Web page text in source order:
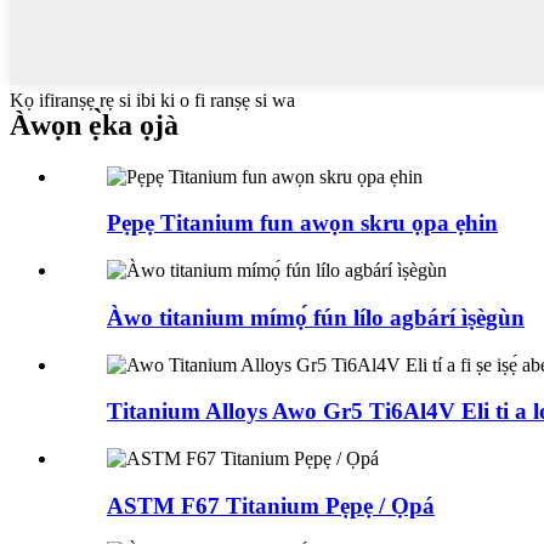
Kọ ifiranṣẹ rẹ si ibi ki o fi ranṣẹ si wa
Àwọn ẹ̀ka ọjà
Pẹpẹ Titanium fun awọn skru ọpa ẹhin
Àwo titanium mímọ́ fún lílo agbárí ìṣègùn
Titanium Alloys Awo Gr5 Ti6Al4V Eli ti a
ASTM F67 Titanium Pẹpẹ / Ọpá